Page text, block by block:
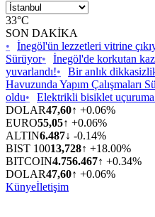
33°C
SON DAKİKA
•
İnegöl'ün lezzetleri vitrine
Sürüyor• İnegöl'de korkutan
yuvarlandı!• Bir anlık
Havuzunda Yapım Çalışmaları
oldu• Elektrikli bisiklet uçuruma
DOLAR47,60↑ +0.06%
EURO55,05↑ +0.06%
ALTIN6.487↓ -0.14%
BIST 10013,728↑ +18.00%
BITCOIN4.756.467↑ +0.34%
DOLAR47,60↑ +0.06%
Künyeİletişim